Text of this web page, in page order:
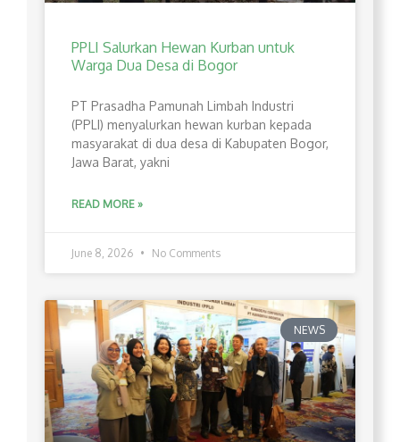
PPLI Salurkan Hewan Kurban untuk
Warga Dua Desa di Bogor
PT Prasadha Pamunah Limbah Industri
(PPLI) menyalurkan hewan kurban kepada
masyarakat di dua desa di Kabupaten Bogor,
Jawa Barat, yakni
READ MORE »
June 8, 2026 No Comments
NEWS